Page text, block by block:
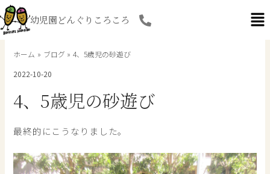
内
容
を
幼児園どんぐりころころ
ホーム ブログ
4、5歳児の砂遊び
2022-10-20
4、5歳児の砂遊び
最終的にこうなりました。